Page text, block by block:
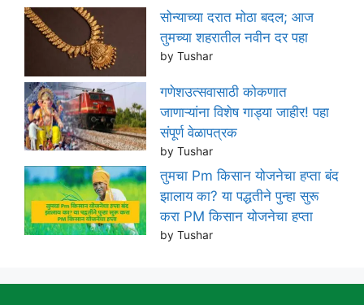
सोन्याच्या दरात मोठा बदल; आज
तुमच्या शहरातील नवीन दर पहा
by Tushar
गणेशउत्सवासाठी कोकणात
जाणाऱ्यांना विशेष गाड्या जाहीर! पहा
संपूर्ण वेळापत्रक
by Tushar
तुमचा Pm किसान योजनेचा हप्ता बंद
झालाय का? या पद्धतीने पुन्हा सुरू
करा PM किसान योजनेचा हप्ता
by Tushar